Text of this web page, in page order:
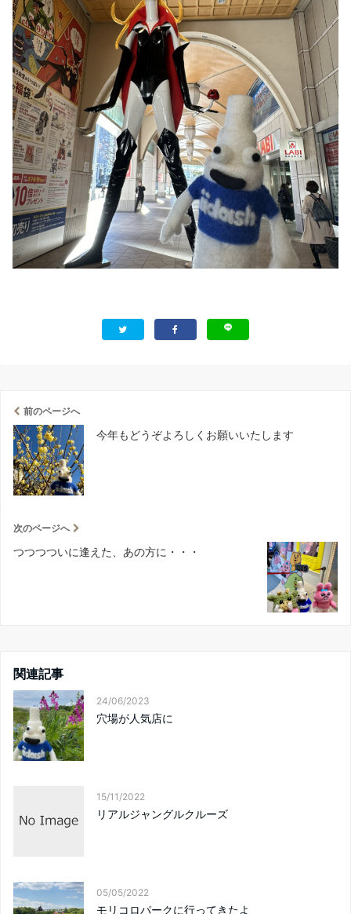
前のページへ
今年もどうぞよろしくお願いいたします
次のページへ
つつつついに逢えた、あの方に・・・
関連記事
24/06/2023
穴場が人気店に
15/11/2022
リアルジャングルクルーズ
05/05/2022
モリコロパークに行ってきたよ